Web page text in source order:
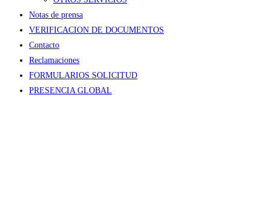
Notas de prensa
VERIFICACION DE DOCUMENTOS
Contacto
Reclamaciones
FORMULARIOS SOLICITUD
PRESENCIA GLOBAL